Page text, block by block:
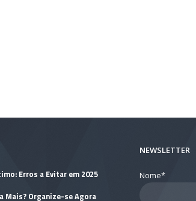
Erros a Evitar em 2025
Mais? Organize-se Agora
NEWSLETTER
Nome*